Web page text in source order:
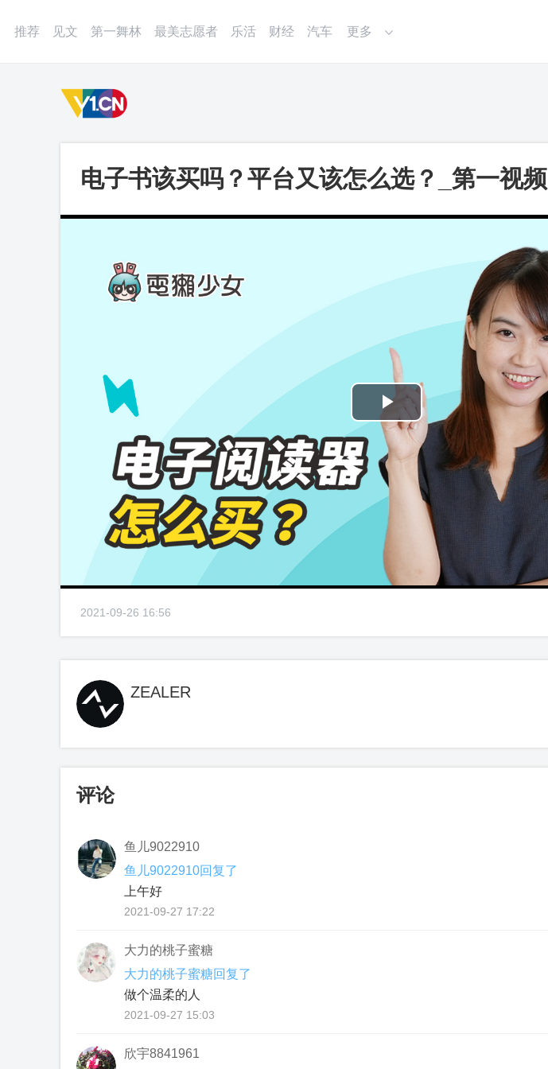
推荐 见文 第一舞林 最美志愿者 乐活 财经 汽车 更多
电子书该买吗？平台又该怎么选？_第一视频
Play
Video
2021-09-26 16:56
ZEALER
评论
鱼儿9022910
鱼儿9022910回复了
上午好
2021-09-27 17:22
大力的桃子蜜糖
大力的桃子蜜糖回复了
做个温柔的人
2021-09-27 15:03
欣宇8841961